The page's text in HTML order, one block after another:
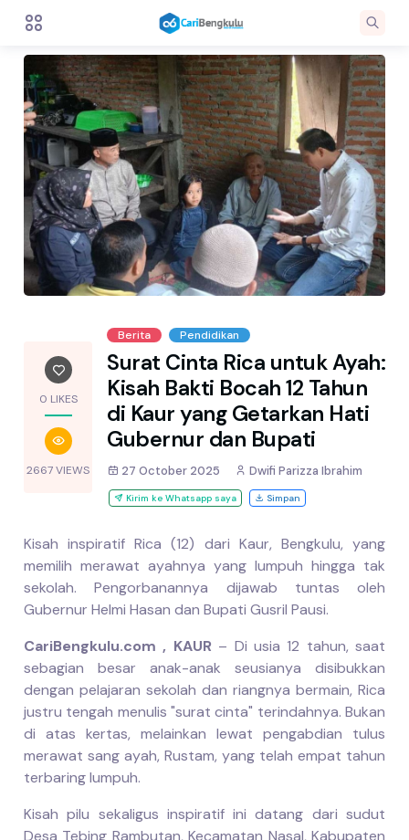
0 LIKES
2667 VIEWS
Berita Pendidikan
Surat Cinta Rica untuk Ayah:
Kisah Bakti Bocah 12 Tahun
di Kaur yang Getarkan Hati
Gubernur dan Bupati
27 October 2025 Dwifi Parizza Ibrahim
Kirim ke Whatsapp saya Simpan
Kisah inspiratif Rica (12) dari Kaur, Bengkulu, yang
memilih merawat ayahnya yang lumpuh hingga tak
sekolah. Pengorbanannya dijawab tuntas oleh
Gubernur Helmi Hasan dan Bupati Gusril Pausi.
CariBengkulu.com , KAUR – Di usia 12 tahun, saat
sebagian besar anak-anak seusianya disibukkan
dengan pelajaran sekolah dan riangnya bermain, Rica
justru tengah menulis "surat cinta" terindahnya. Bukan
di atas kertas, melainkan lewat pengabdian tulus
merawat sang ayah, Rustam, yang telah empat tahun
terbaring lumpuh.
Kisah pilu sekaligus inspiratif ini datang dari sudut
Desa Tebing Rambutan, Kecamatan Nasal, Kabupaten